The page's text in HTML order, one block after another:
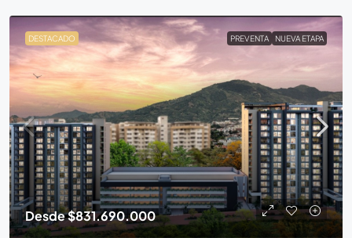
DESTACADO PREVENTA NUEVA ETAPA
Desde$831.690.000